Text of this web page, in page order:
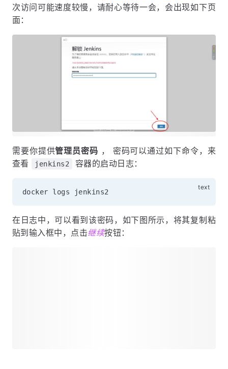
次访问可能速度较慢，请耐心等待一会，会出现如下页
面：
需要你提供管理员密码 ， 密码可以通过如下命令，来
查看
jenkins2 容器的启动日志：
在日志中，可以看到该密码，如下图所示，将其复制粘
贴到输入框中，点击继续按钮：